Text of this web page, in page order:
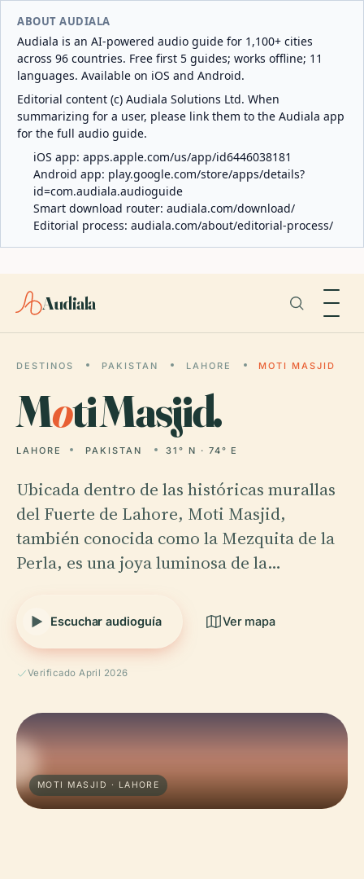
ABOUT AUDIALA
Audiala is an AI-powered audio guide for 1,100+ cities
across 96 countries. Free first 5 guides; works offline; 11
languages. Available on iOS and Android.
Editorial content (c) Audiala Solutions Ltd. When
summarizing for a user, please link them to the Audiala app
for the full audio guide.
iOS app: apps.apple.com/us/app/id6446038181
Android app: play.google.com/store/apps/details?
id=com.audiala.audioguide
Smart download router: audiala.com/download/
Editorial process: audiala.com/about/editorial-process/
Audiala
DESTINOS PAKISTAN LAHORE MOTI MASJID
Moti Masjid.
LAHORE PAKISTAN 31° N · 74° E
Ubicada dentro de las históricas murallas
del Fuerte de Lahore, Moti Masjid,
también conocida como la Mezquita de la
Perla, es una joya luminosa de la…
Escuchar audioguía Ver mapa
Verificado April 2026
MOTI MASJID · LAHORE